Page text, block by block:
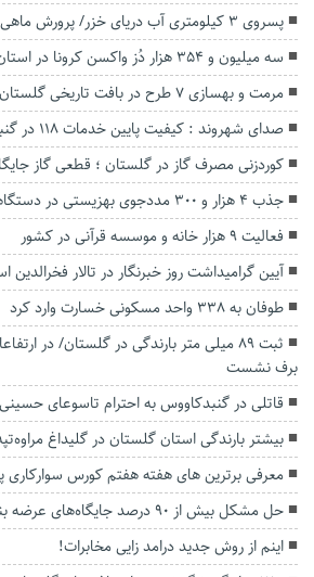
پسروی ۳ کیلومتری آب دریای خزر/ پرورش ماهی مختل شد
سه میلیون و ۳۵۴ هزار دُز واکسن کرونا در استان گلستان تزریق شد
مرمت و بهسازی ۷ طرح در بافت تاریخی گلستان
صدای شهروند : کیفیت پایین خدمات 118 در گنبدکاووس
کوردزنی مصرف گاز در گلستان ؛ قطعی گاز
جذب ۴ هزار و ۳۰۰ مددجوی بهزیستی در دستگاههای دولتی
فعالیت ۹ هزار خانه و موسسه قرآنی در کشور
آیین گرامیداشت روز خبرنگار در تالار فخرالدین
طوفان به ۳۳۸ واحد مسکونی خسارت وارد کرد
برف نشست
قاتلی در گنبدکاووس به احترام تاسوعای
بیشتر بارندگی استان گلستان در گلیداغ
معرفی برترین های هفته هفتم کورس سوارکاری
حل مشکل بیش از ۹۰ درصد جایگاه‌های عرضه بنزین در گلستان
اینم از روش جدید درامد زایی مخابرات!